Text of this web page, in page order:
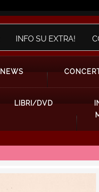
INFO SU EXTRA!
NEWS
LIBRI/DVD